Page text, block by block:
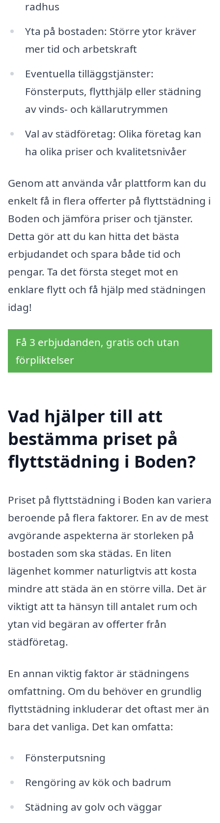
radhus
Yta på bostaden: Större ytor kräver
mer tid och arbetskraft
Eventuella tilläggstjänster:
Fönsterputs, flytthjälp eller städning
av vinds- och källarutrymmen
Val av städföretag: Olika företag kan
ha olika priser och kvalitetsnivåer
Genom att använda vår plattform kan du
enkelt få in flera offerter på flyttstädning i
Boden och jämföra priser och tjänster.
Detta gör att du kan hitta det bästa
erbjudandet och spara både tid och
pengar. Ta det första steget mot en
enklare flytt och få hjälp med städningen
idag!
Få 3 erbjudanden, gratis och utan
förpliktelser
Vad hjälper till att
bestämma priset på
flyttstädning i Boden?
Priset på flyttstädning i Boden kan variera
beroende på flera faktorer. En av de mest
avgörande aspekterna är storleken på
bostaden som ska städas. En liten
lägenhet kommer naturligtvis att kosta
mindre att städa än en större villa. Det är
viktigt att ta hänsyn till antalet rum och
ytan vid begäran av offerter från
städföretag.
En annan viktig faktor är städningens
omfattning. Om du behöver en grundlig
flyttstädning inkluderar det oftast mer än
bara det vanliga. Det kan omfatta:
Fönsterputsning
Rengöring av kök och badrum
Städning av golv och väggar